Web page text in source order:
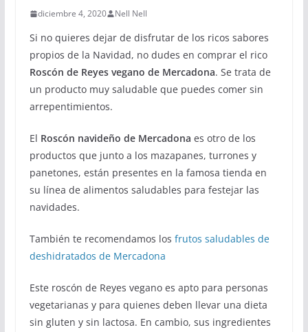
diciembre 4, 2020 Nell Nell
Si no quieres dejar de disfrutar de los ricos sabores
propios de la Navidad, no dudes en comprar el rico
Roscón de Reyes vegano de Mercadona. Se trata de
un producto muy saludable que puedes comer sin
arrepentimientos.
El Roscón navideño de Mercadona es otro de los
productos que junto a los mazapanes, turrones y
panetones, están presentes en la famosa tienda en
su línea de alimentos saludables para festejar las
navidades.
También te recomendamos los frutos saludables de
deshidratados de Mercadona
Este roscón de Reyes vegano es apto para personas
vegetarianas y para quienes deben llevar una dieta
sin gluten y sin lactosa. En cambio, sus ingredientes